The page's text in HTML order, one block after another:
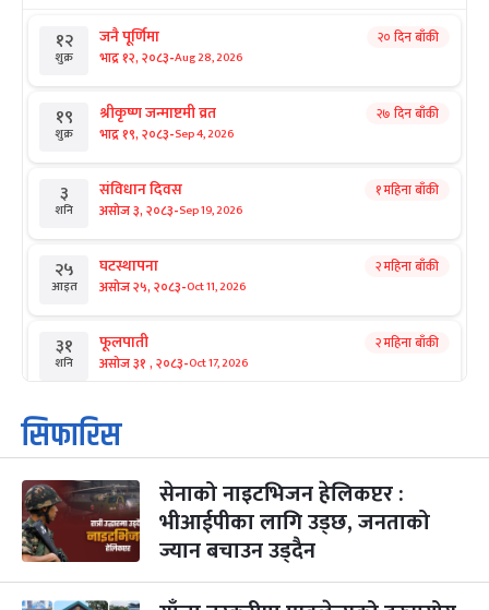
१२
शुक्र
जनै पूर्णिमा
भाद्र १२, २०८३-Aug 28, 2026
२० दिन बाँकी
१९
शुक्र
श्रीकृष्ण जन्माष्टमी व्रत
भाद्र १९, २०८३-Sep 4, 2026
२७ दिन बाँकी
३
शनि
संविधान दिवस
असोज ३, २०८३-Sep 19, 2026
१ महिना बाँकी
२५
आइत
घटस्थापना
असोज २५, २०८३-Oct 11, 2026
२ महिना बाँकी
३१
शनि
फूलपाती
असोज ३१ , २०८३-Oct 17, 2026
२ महिना बाँकी
१
आइत
कार्तिक सङ्क्रान्ति
कार्तिक १, २०८३
३
मंगल
महानवमी
कार्तिक ३, २०८३-Oct 20, 2026
२ महिना बाँकी
४
कार्तिक ४, २०८३
सिफारिस
सेनाको नाइटभिजन हेलिकप्टर :
भीआईपीका लागि उड्छ, जनताको
ज्यान बचाउन उड्दैन